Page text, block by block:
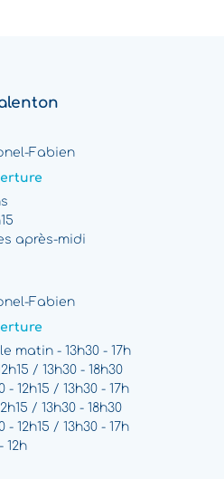
Fabien
après-midi
Fabien
matin - 13h30 - 17h
/ 13h30 - 18h30
- 12h15 / 13h30 - 17h
/ 13h30 - 18h30
- 12h15 / 13h30 - 17h
12h